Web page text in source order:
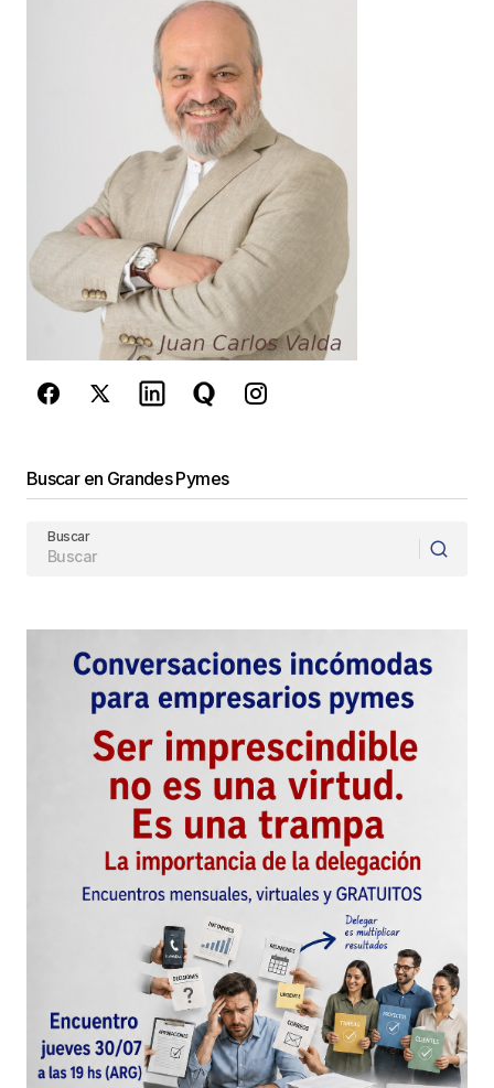
Guarda mi nombre, correo electrónico y web en
este navegador para la próxima vez que
comente.
Este sitio esta protegido por
reCAPTCHA y la
Política de
privacidady losTérminos del servicio
de Googlese aplican.
Enviar Comentario
Buscar en Grandes Pymes
Buscar